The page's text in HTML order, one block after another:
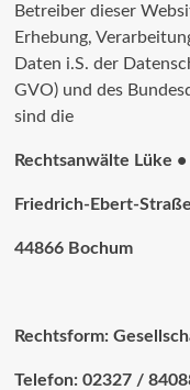
Betreiber dieser
Erhebung,
Daten i.S. der
GVO) und des
sind die
Rechtsanwälte Lüke
Friedrich-Ebert-
44866 Bochum
Rechtsform:
Telefon: 02327 /